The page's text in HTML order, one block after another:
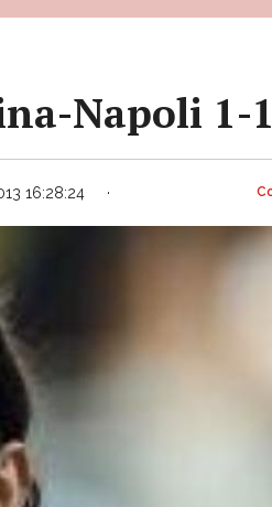
Napoli 1-1
16:28:24